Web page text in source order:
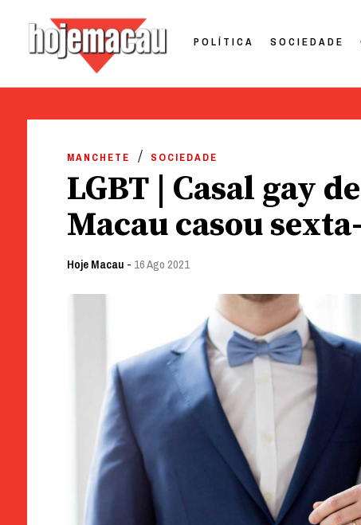
POLÍTICA SOCIEDADE
MANCHETE SOCIEDADE
LGBT | Casal gay
Macau casou
Hoje Macau - 16 Ago 2021